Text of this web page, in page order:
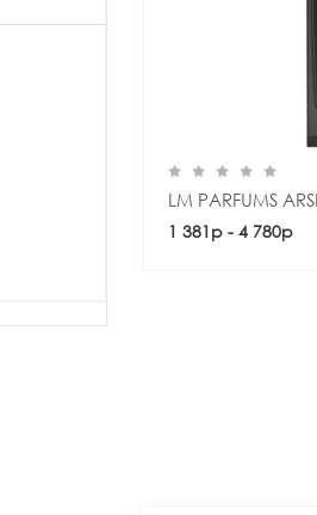
LM PARFUMS
1 381р - 4 780р